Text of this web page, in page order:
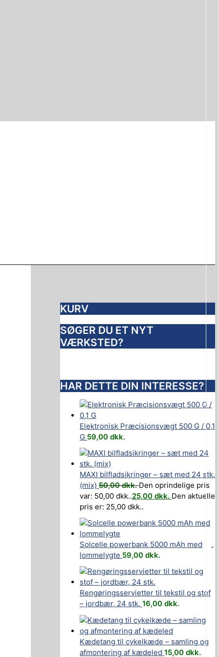
-
KURV
SØGER DU ET NYT
VÆRKSTED?
HAR DETTE DIN INTERESSE?
Elektronisk Præcisionsvægt 500 G / 0,1
G 59,00 dkk.
MAXI bilfladsikringer – sæt med 24 stk.
(mix) 50,00dkk.Den oprindelige pris
var: 50,00 dkk..25,00 dkk. Den aktuelle
pris er: 25,00 dkk..
Solcelle powerbank 5000 mAh med
lommelygte 59,00 dkk.
Rengøringsservietter til tekstil og stof
– jordbær, 24 stk. 16,00 dkk.
Kædetang til cykelkæde – samling og
afmontering af kædeled 15,00 dkk.